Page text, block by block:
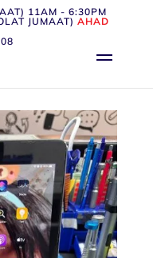
11AM - 6:30PM
JUMAAT) AHAD